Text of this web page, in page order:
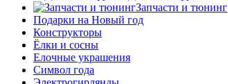
Запчасти и тюнинг
Подарки на Новый год
Конструкторы
Ёлки и сосны
Елочные украшения
Символ года